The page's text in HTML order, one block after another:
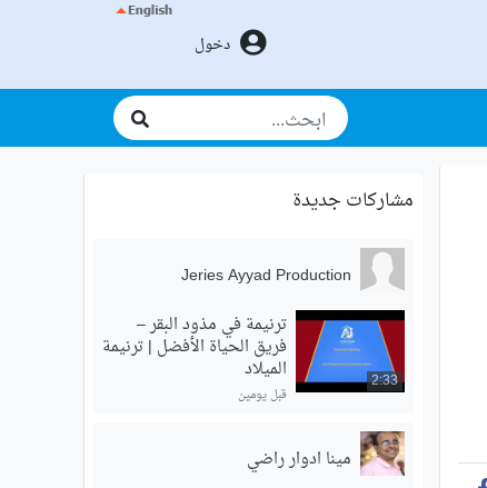
دخول
مشاركات جديدة
Jeries Ayyad Production
2:33
ترنيمة في مذود البقر –
فريق الحياة الأفضل | ترنيمة
الميلاد
قبل يومين
مينا ادوار راضي